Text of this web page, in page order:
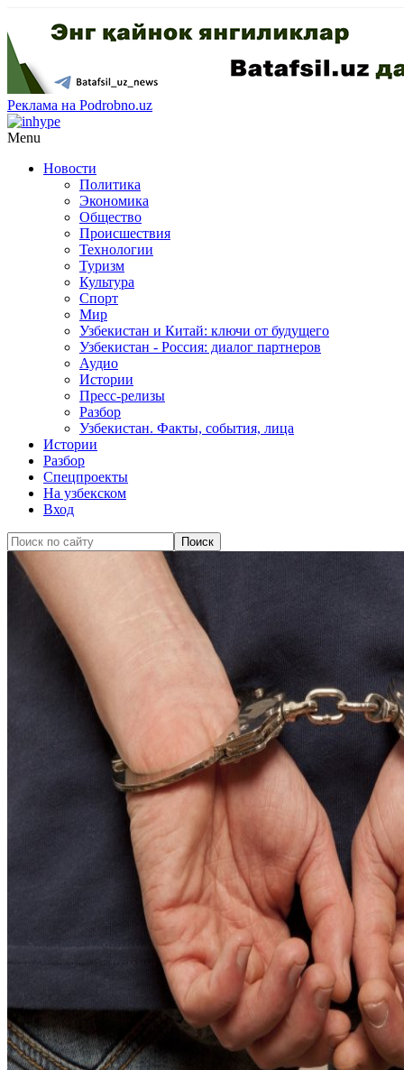
Реклама на Podrobno.uz
Menu
Новости
Политика
Экономика
Общество
Происшествия
Технологии
Туризм
Культура
Спорт
Мир
Узбекистан и Китай: ключи от будущего
Узбекистан - Россия: диалог партнеров
Аудио
Истории
Пресс-релизы
Разбор
Узбекистан. Факты, события, лица
Истории
Разбор
Спецпроекты
На узбекском
Вход